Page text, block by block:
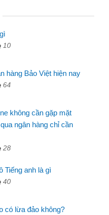
10
hàng Bảo Việt hiện nay
64
không cần gặp mặt
ngân hàng chỉ cần
28
Tiếng anh là gì
40
có lừa đảo không?